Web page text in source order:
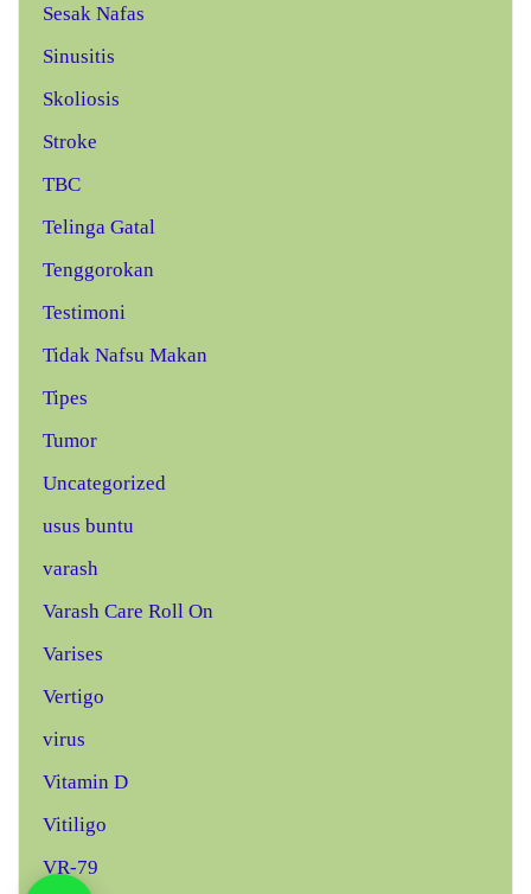
Sesak Nafas
Sinusitis
Skoliosis
Stroke
TBC
Telinga Gatal
Tenggorokan
Testimoni
Tidak Nafsu Makan
Tipes
Tumor
Uncategorized
usus buntu
varash
Varash Care Roll On
Varises
Vertigo
virus
Vitamin D
Vitiligo
VR-79